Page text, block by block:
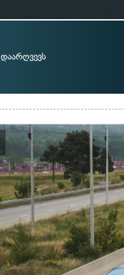
დაარღვევს